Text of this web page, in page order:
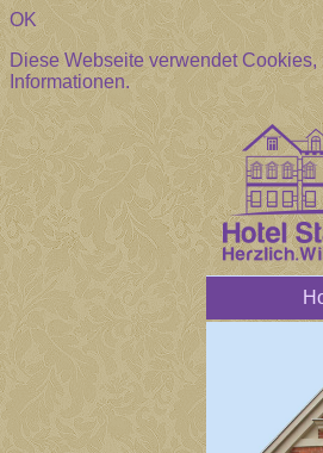
OK
Diese Webseite verwendet
Informationen.